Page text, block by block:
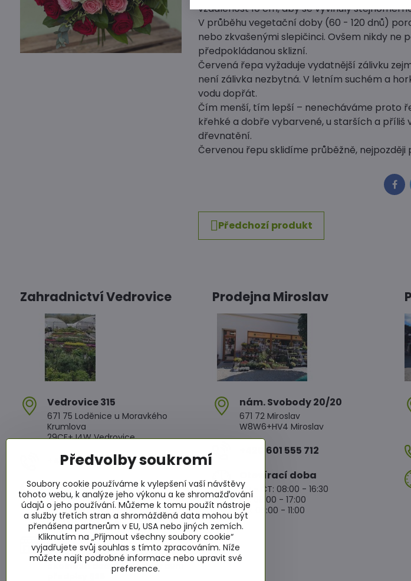
vzdálenost 10 cm, aby se vyvinuly
V průběhu vegetační doby (60 - 120 dnů)
nebo zkvašenými slepičinci. Ovšem nikdy ne
předpokládanou sklizní.
Červená řepa vyžaduje vydatnější zálivku
není zálivka nezbytná. V letním suchém a
vodu dopřát.
Čím menší, tím lepší – nenecháváme proto
křehké a dobře vybarvené, u starších a příliš
dřevnatění.
Červenou řepu sklidíme průběžně,
Předchozí produkt
Zahradnictví Vedrovice
Vedrovice 315
671 75 Loděnice u Moravkého
Krumlova
29CF+J4W Vedrovice
+420 607 042 662
Otevírací doba
PO - PÁ: 08:00 - 11:00 13:00 - 17:00
SO : 08:00 - 11:30 13:00 - 16:30
NE : 08:00 - 11:30 14:00 - 16:00
Info
Žádáme zákazníky aby za všech
okolností dodržovali dopravní
Prodejna Miroslav
nám​. Svobody 20/20
671 72 Miroslav
W8W6+HV4 Miroslav
+420 601 555 712
Otevírací doba
PO - ČT: 08:00 - 16:30
PÁ: 08:00 - 17:00
SO: 08:00 - 11:00
Předvolby soukromí
Soubory cookie používáme k vylepšení vaší návštěvy
tohoto webu, k analýze jeho výkonu a ke shromažďování
údajů o jeho používání. Můžeme k tomu použít nástroje
a služby třetích stran a shromážděná data mohou být
přenášena partnerům v EU, USA nebo jiných zemích.
Kliknutím na „Přijmout všechny soubory cookie“
vyjadřujete svůj souhlas s tímto zpracováním. Níže
můžete najít podrobné informace nebo upravit své
preference.